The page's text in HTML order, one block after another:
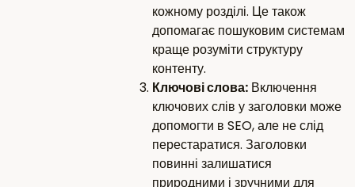
кожному розділі. Це також
допомагає пошуковим системам
краще розуміти структуру
контенту.
Ключові слова: Включення
ключових слів у заголовки може
допомогти в SEO, але не слід
перестаратися. Заголовки
повинні залишатися
природними і зручними для